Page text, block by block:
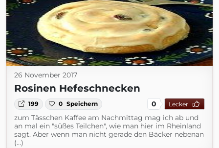
26 November 2017
Rosinen Hefeschnecken
199 0 Speichern 0 Lecker
zum Tässchen Kaffee am Nachmittag mag ich ab und
an mal ein "süßes Teilchen", wie man hier im Rheinland
sagt. Aber wenn man nicht gerade den Bäcker nebenan
(...)